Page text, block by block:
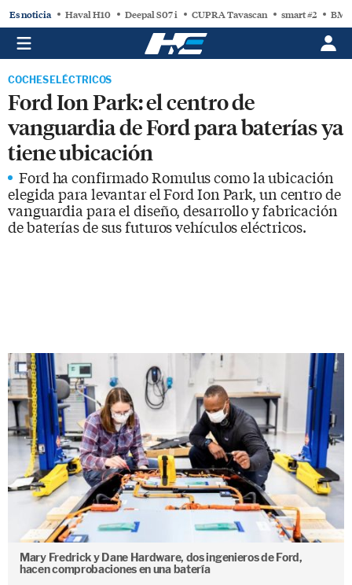
Es noticia Haval H10 Deepal S07 i CUPRA Tavascan smart #2
COCHES ELÉCTRICOS
Ford Ion Park: el centro de
vanguardia de Ford para baterías ya
tiene ubicación
Ford ha confirmado Romulus como la ubicación
elegida para levantar el Ford Ion Park, un centro de
vanguardia para el diseño, desarrollo y fabricación
de baterías de sus futuros vehículos eléctricos.
Mary Fredrick y Dane Hardware, dos ingenieros de Ford,
hacen comprobaciones en una batería